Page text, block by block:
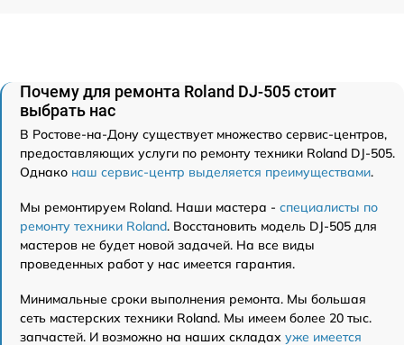
Почему для ремонта Roland DJ-505 стоит
выбрать нас
В Ростове-на-Дону существует множество сервис-центров,
предоставляющих услуги по ремонту техники Roland DJ-505.
Однако наш сервис-центр выделяется преимуществами.
Мы ремонтируем Roland. Наши мастера - специалисты по
ремонту техники Roland. Восстановить модель DJ-505 для
мастеров не будет новой задачей. На все виды
проведенных работ у нас имеется гарантия.
Минимальные сроки выполнения ремонта. Мы большая
сеть мастерских техники Roland. Мы имеем более 20 тыс.
запчастей. И возможно на наших складах уже имеется